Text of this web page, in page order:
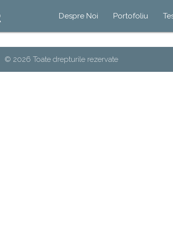
Despre Noi Portofoliu
© 2026 Toate drepturile rezervate